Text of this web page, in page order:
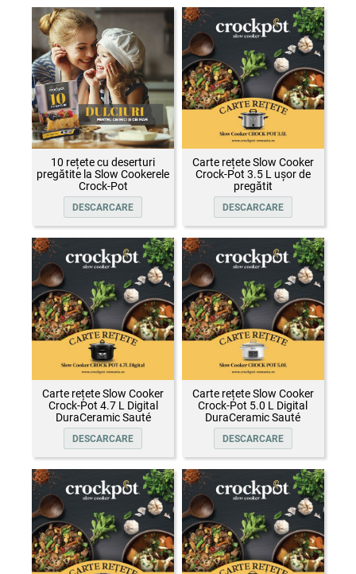
10 rețete cu deserturi
pregătite la Slow Cookerele
Crock-Pot
DESCARCARE
Carte rețete Slow Cooker
Crock-Pot 3.5 L ușor de
pregătit
DESCARCARE
Carte rețete Slow Cooker
Crock-Pot 4.7 L Digital
DuraCeramic Sauté
DESCARCARE
Carte rețete Slow Cooker
Crock-Pot 5.0 L Digital
DuraCeramic Sauté
DESCARCARE